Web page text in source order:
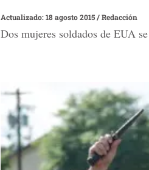
Actualizado: 18 agosto 2015/Redacción
Dos mujeres soldados de EUA